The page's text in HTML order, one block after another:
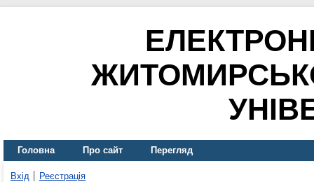
Головна Про сайт Перегляд
Вхід Реєстрація